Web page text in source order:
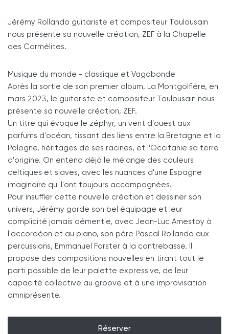
Jérémy Rollando guitariste et compositeur Toulousain
nous présente sa nouvelle création, ZEF à la Chapelle
des Carmélites.
Musique du monde - classique et Vagabonde
Après la sortie de son premier album, La Montgolfière, en
mars 2023, le guitariste et compositeur Toulousain nous
présente sa nouvelle création, ZEF.
Un titre qui évoque le zéphyr, un vent d'ouest aux
parfums d'océan, tissant des liens entre la Bretagne et la
Pologne, héritages de ses racines, et l’Occitanie sa terre
d'origine. On entend déjà le mélange des couleurs
celtiques et slaves, avec les nuances d'une Espagne
imaginaire qui l'ont toujours accompagnées.
Pour insuffler cette nouvelle création et dessiner son
univers, Jérémy garde son bel équipage et leur
complicité jamais démentie, avec Jean-Luc Amestoy à
l'accordéon et au piano, son père Pascal Rollando aux
percussions, Emmanuel Forster à la contrebasse. Il
propose des compositions nouvelles en tirant tout le
parti possible de leur palette expressive, de leur
capacité collective au groove et à une improvisation
omniprésente.
Réserver